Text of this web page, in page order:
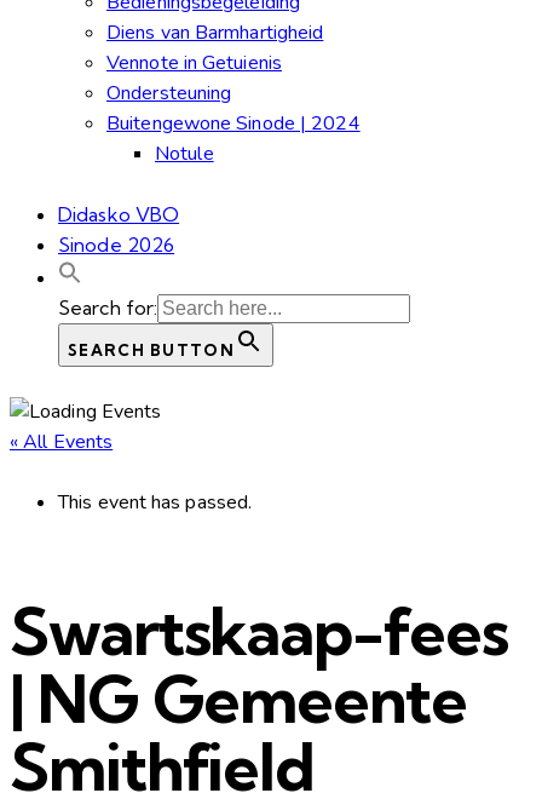
Diens van Barmhartigheid
Vennote in Getuienis
Ondersteuning
Buitengewone Sinode | 2024
Notule
Didasko VBO
Sinode 2026
Search for:
SEARCH BUTTON
« All Events
This event has passed.
Swartskaap-fees
| NG Gemeente
Smithfield